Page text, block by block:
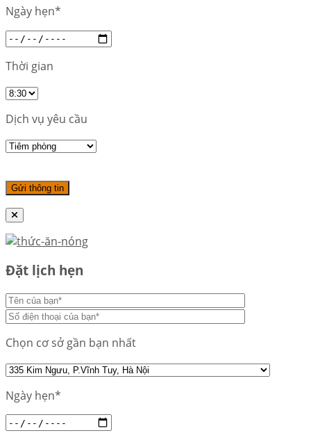
Ngày hẹn*
Thời gian
Dịch vụ yêu cầu
Đặt lịch hẹn
Chọn cơ sở gần bạn nhất
Ngày hẹn*